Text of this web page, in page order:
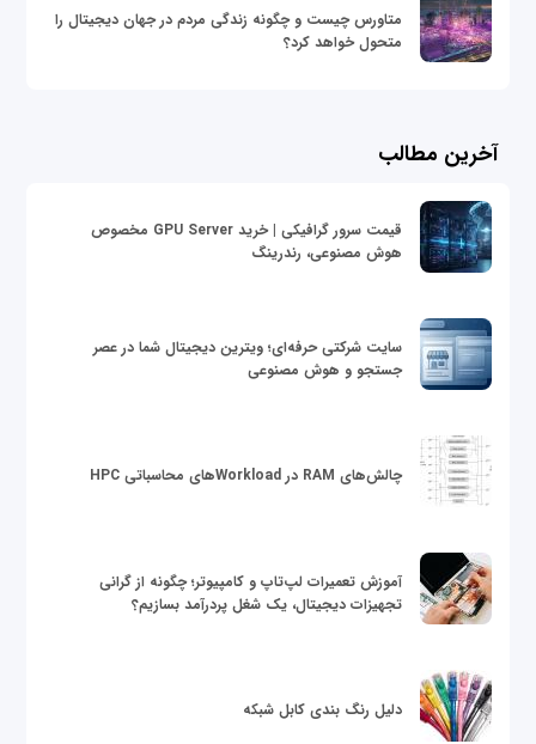
متاورس چیست و چگونه زندگی مردم در جهان دیجیتال را
متحول خواهد کرد؟
آخرین مطالب
قیمت سرور گرافیکی | خرید GPU Server مخصوص
هوش مصنوعی، رندرینگ
سایت شرکتی حرفه‌ای؛ ویترین دیجیتال شما در عصر
جستجو و هوش مصنوعی
چالش‌های RAM در Workloadهای محاسباتی HPC
آموزش تعمیرات لپ‌تاپ و کامپیوتر؛ چگونه از گرانی
تجهیزات دیجیتال، یک شغل پردرآمد بسازیم؟
دلیل رنگ بندی کابل شبکه